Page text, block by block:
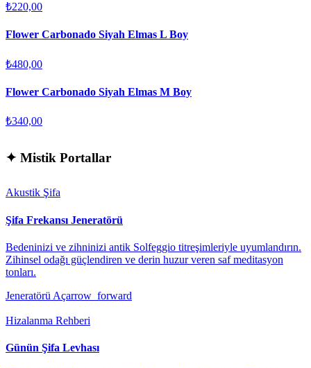
₺220,00
Flower Carbonado Siyah Elmas L Boy
₺480,00
Flower Carbonado Siyah Elmas M Boy
₺340,00
✦ Mistik Portallar
Akustik Şifa
Şifa Frekansı Jeneratörü
Bedeninizi ve zihninizi antik Solfeggio titreşimleriyle uyumlandırın.
Zihinsel odağı güçlendiren ve derin huzur veren saf meditasyon
tonları.
Jeneratörü Açarrow_forward
Hizalanma Rehberi
Günün Şifa Levhası